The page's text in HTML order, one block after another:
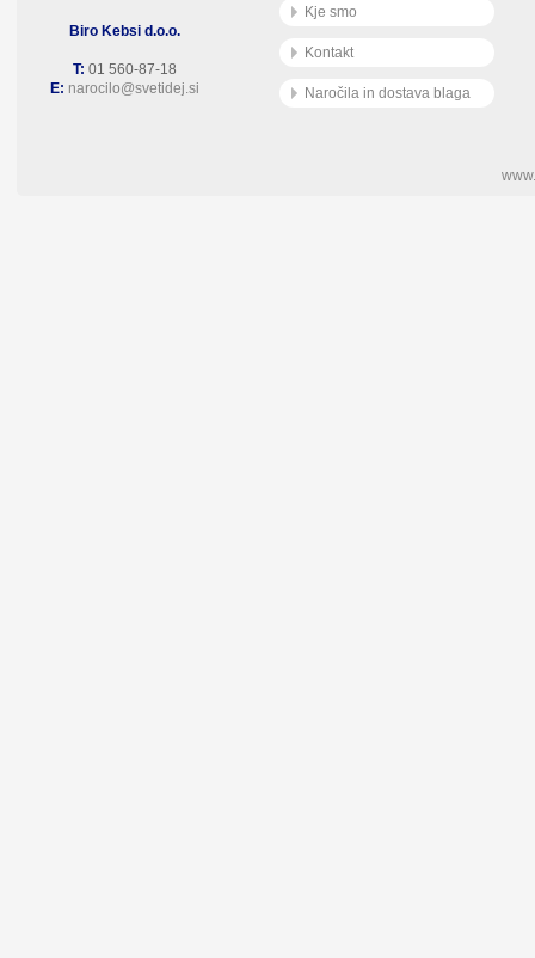
Biro Kebsi d.o.o.
T: 01 560-87-18
E: narocilo@svetidej.si
Kje smo
Kontakt
Naročila in dostava blaga